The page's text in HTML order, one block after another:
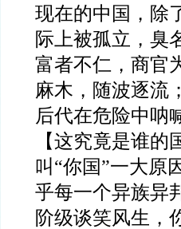
现在的中国，除
际上被孤立，臭
富者不仁，商官
麻木，随波逐流
后代在危险中呐
【这究竟是谁的
叫“你国”一大原
乎每一个异族异
阶级谈笑风生，